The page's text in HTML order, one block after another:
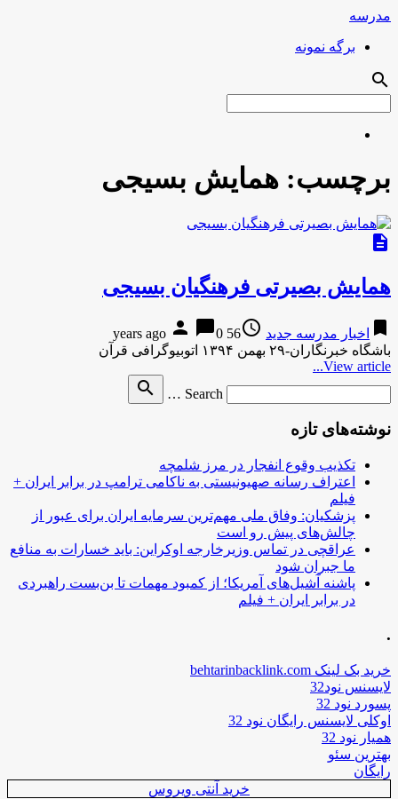
مدرسه
برگه نمونه
search
برچسب: همایش بسیجی
description
همایش بصیرتی فرهنگیان بسیجی
bookmark اخبار مدرسه جدید access_time
56 years ago
person chat_bubble0
باشگاه خبرنگاران-۲۹ بهمن ۱۳۹۴ اتوبیوگرافی قرآن
View article...
Search …
search
نوشته‌های تازه
تکذیب وقوع انفجار در مرز شلمچه
اعتراف رسانه صهیونیستی به ناکامی ترامپ در برابر ایران +
فیلم
پزشکیان: وفاق ملی مهم‌ترین سرمایه ایران برای عبور از
چالش‌های پیش رو است
عراقچی در تماس وزیرخارجه اوکراین: باید خسارات به منافع
ما جبران شود
پاشنه آشیل‌های آمریکا؛ از کمبود مهمات تا بن‌بست راهبردی
در برابر ایران + فیلم
.
خرید بک لینک behtarinbacklink.com
لایسنس نود32
پسورد نود 32
اوکلی لایسنس رایگان نود 32
همیار نود 32
بهترین سئو
رایگان
خرید آنتی ویروس